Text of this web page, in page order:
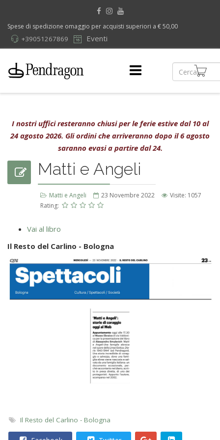
Spese di spedizione omaggio per acquisti superiori a € 50,00
Eventi
+39051267869
I nostri uffici resteranno chiusi per le ferie estive dal 10 al
24 agosto 2026. Gli ordini che arriveranno dopo il 6 agosto
saranno evasi a partire dal 24.
Matti e Angeli
Matti e Angeli 23 Novembre 2022
Visite: 1057
Rating:
Vai al libro
Il Resto del Carlino - Bologna
Il Resto del Carlino - Bologna